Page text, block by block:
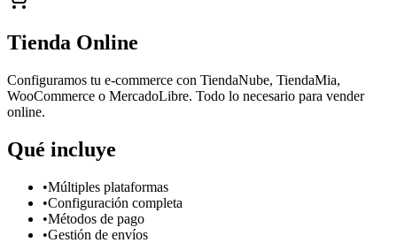
Tienda Online
Configuramos tu e-commerce con TiendaNube, TiendaMia,
WooCommerce o MercadoLibre. Todo lo necesario para vender
online.
Qué incluye
•Múltiples plataformas
•Configuración completa
•Métodos de pago
•Gestión de envíos